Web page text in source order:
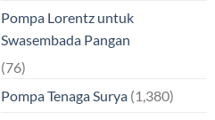
Pompa Lorentz untuk
Swasembada Pangan
(76)
Pompa Tenaga Surya(1,380)